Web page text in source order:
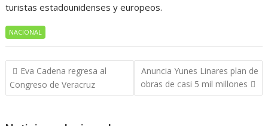
turistas estadounidenses y europeos.
NACIONAL
Navegación
de
entradas
Eva Cadena regresa al
Congreso de Veracruz
Anuncia Yunes Linares plan de
obras de casi 5 mil millones